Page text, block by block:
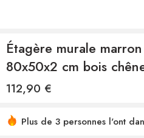
Étagère murale
80x50x2 cm bois
112,90 €
Plus de 3 personnes l'ont